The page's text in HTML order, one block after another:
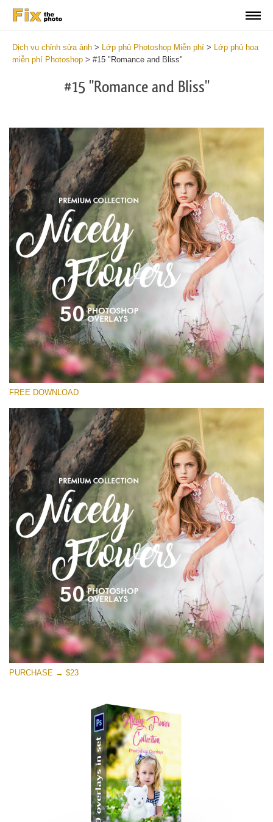
Dịch vụ chỉnh sửa ảnh > Lớp phủ Photoshop Miễn phí > Lớp phủ hoa
miễn phí Photoshop > #15 "Romance and Bliss"
#15 "Romance and Bliss"
Xin hãy lựa chọn
Free Flower Overlay #15
Small 800*533px
Nicely Flowers
(50 Overlays)
Sunlight Collection
(290 Overlays)
Large 6000*4000px
Entire Collection
(1783 Overlays)
Large 6000*4000px
Tải xuống miễn phí
FREE DOWNLOAD
PURCHASE → $23